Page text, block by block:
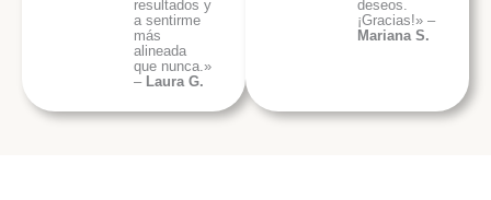
resultados y
a sentirme
más
alineada
que nunca.»
– Laura G.
deseos.
¡Gracias!» –
Mariana S.